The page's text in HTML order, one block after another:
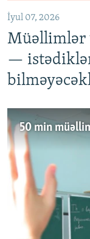
İyul 07, 2026
Müəllimlər
—